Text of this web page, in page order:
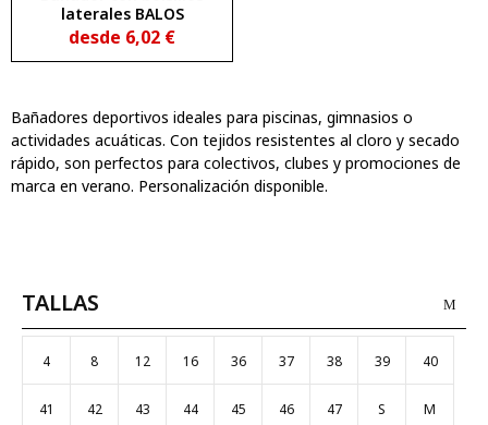
TALLAS
4 8 12 16 36 37 38 39 40
41 42 43 44 45 46 47 S M
laterales BALOS
desde 6,02 €
Bañadores deportivos ideales para piscinas, gimnasios o
actividades acuáticas. Con tejidos resistentes al cloro y secado
rápido, son perfectos para colectivos, clubes y promociones de
marca en verano. Personalización disponible.